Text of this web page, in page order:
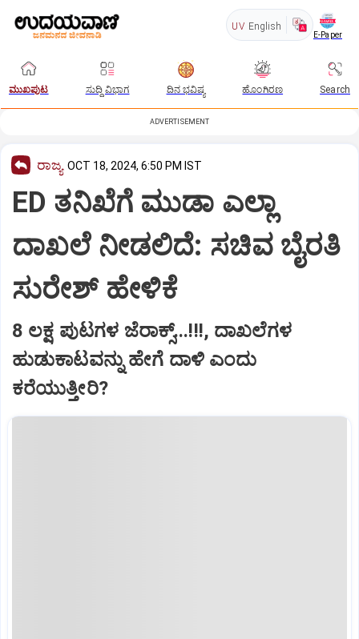
UV English
E-Paper
ಮುಖಪುಟ ಸುದ್ದಿ ವಿಭಾಗ ದಿನ ಭವಿಷ್ಯ ಹೊಂಗಿರಣ Search
ADVERTISEMENT
ರಾಜ್ಯ OCT 18, 2024, 6:50 PM IST
ED ತನಿಖೆಗೆ ಮುಡಾ ಎಲ್ಲಾ
ದಾಖಲೆ ನೀಡಲಿದೆ: ಸಚಿವ ಬೈರತಿ
ಸುರೇಶ್ ಹೇಳಿಕೆ
8 ಲಕ್ಷ ಪುಟಗಳ ಜೆರಾಕ್ಸ್...!!!, ದಾಖಲೆಗಳ
ಹುಡುಕಾಟವನ್ನು ಹೇಗೆ ದಾಳಿ ಎಂದು
ಕರೆಯುತ್ತೀರಿ?